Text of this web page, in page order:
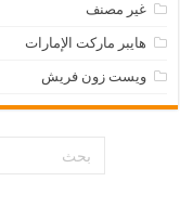
غير مصنف
هايبر ماركت الإمارات
ويست زون فريش